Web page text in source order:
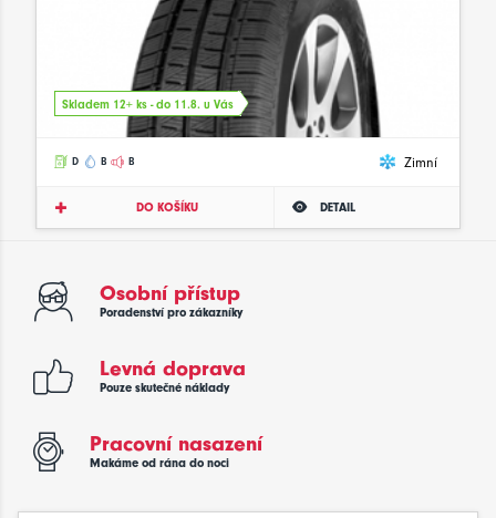
Skladem 12+ ks - do 11.8. u Vás
D B B Zimní
DO KOŠÍKU DETAIL
Osobní přístup
Poradenství pro zákazníky
Levná doprava
Pouze skutečné náklady
Pracovní nasazení
Makáme od rána do noci